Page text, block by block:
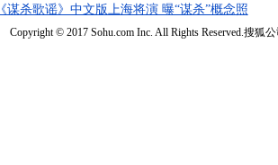
《谋杀歌谣》中文版上海将演 曝“谋杀”概念照
Copyright © 2017 Sohu.com Inc. All Rights Reserved.搜狐